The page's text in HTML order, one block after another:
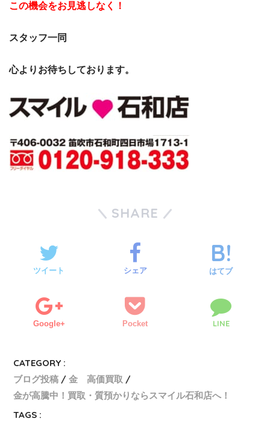
この機会をお見逃しなく！
スタッフ一同
心より お待ちしております。
SHARE
ツイート シェア はてブ
Google+ Pocket LINE
CATEGORY :
ブログ投稿
金 高価買取
金が高騰中！買取・質預かりならスマイル石和店へ！
TAGS :